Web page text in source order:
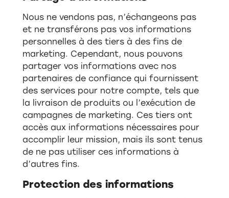
Nous ne vendons pas, n’échangeons pas
et ne transférons pas vos informations
personnelles à des tiers à des fins de
marketing. Cependant, nous pouvons
partager vos informations avec nos
partenaires de confiance qui fournissent
des services pour notre compte, tels que
la livraison de produits ou l’exécution de
campagnes de marketing. Ces tiers ont
accès aux informations nécessaires pour
accomplir leur mission, mais ils sont tenus
de ne pas utiliser ces informations à
d’autres fins.
Protection des informations